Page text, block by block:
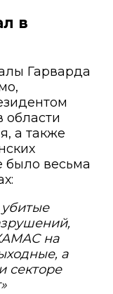
в
Гарварда
области
а также
было весьма
на
а
секторе